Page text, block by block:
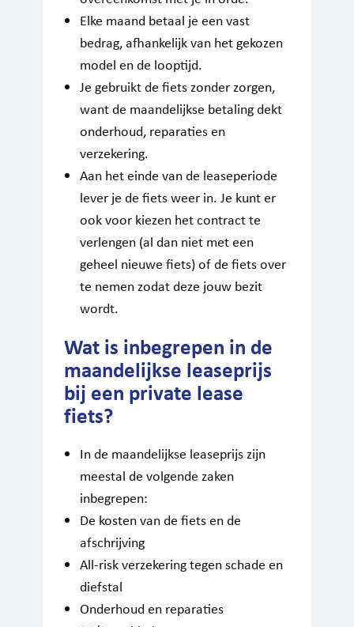
Elke maand betaal je een vast
bedrag, afhankelijk van het gekozen
model en de looptijd.
Je gebruikt de fiets zonder zorgen,
want de maandelijkse betaling dekt
onderhoud, reparaties en
verzekering.
Aan het einde van de leaseperiode
lever je de fiets weer in. Je kunt er
ook voor kiezen het contract te
verlengen (al dan niet met een
geheel nieuwe fiets) of de fiets over
te nemen zodat deze jouw bezit
wordt.
Wat is inbegrepen in de
maandelijkse leaseprijs
bij een private lease
fiets?
In de maandelijkse leaseprijs zijn
meestal de volgende zaken
inbegrepen:
De kosten van de fiets en de
afschrijving
All-risk verzekering tegen schade en
diefstal
Onderhoud en reparaties